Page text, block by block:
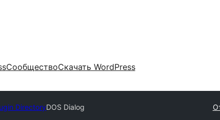
СообществоСкачать WordPress
DirectoryDOS Dialog